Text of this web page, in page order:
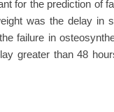
for the prediction of
was the delay in
failure in
greater than 48